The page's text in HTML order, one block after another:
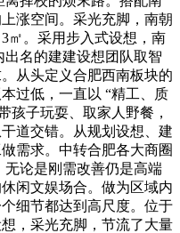
涨空间。采光充脚，南朝
㎡。采用步入式设想，南
出名的建建设想团队取智
从头定义合肥西南板块的
过低，一直以 “精工、质
孩子玩耍、取家人野餐，
道交错。从规划设想、建
需求。中转合肥各大商圈
论是刚需改善仍是高端
闲文娱场合。做为区域内
细节都达到高尺度。位于
，采光充脚，节流了大量